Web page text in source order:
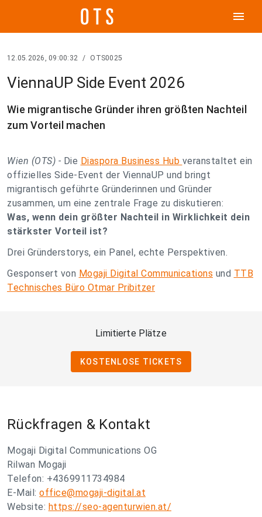
menu
12.05.2026, 09:00:32 / OTS0025
ViennaUP Side Event 2026
Wie migrantische Gründer ihren größten Nachteil
zum Vorteil machen
Wien (OTS) - Die Diaspora Business Hub veranstaltet ein
offizielles Side-Event der ViennaUP und bringt
migrantisch geführte Gründerinnen und Gründer
zusammen, um eine zentrale Frage zu diskutieren:
Was, wenn dein größter Nachteil in Wirklichkeit dein
stärkster Vorteil ist?
Drei Gründerstorys, ein Panel, echte Perspektiven.
Gesponsert von Mogaji Digital Communications und TTB
Technisches Büro Otmar Pribitzer
Limitierte Plätze
KOSTENLOSE TICKETS
Rückfragen & Kontakt
Mogaji Digital Communications OG
Rilwan Mogaji
Telefon: +4369911734984
E-Mail: office@mogaji-digital.at
Website: https://seo-agenturwien.at/